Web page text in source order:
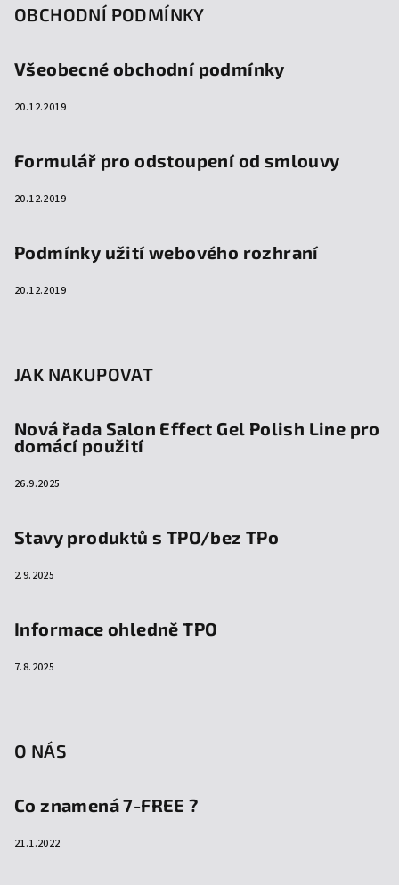
OBCHODNÍ PODMÍNKY
Všeobecné obchodní podmínky
20.12.2019
Formulář pro odstoupení od smlouvy
20.12.2019
Podmínky užití webového rozhraní
20.12.2019
JAK NAKUPOVAT
Nová řada Salon Effect Gel Polish Line pro
domácí použití
26.9.2025
Stavy produktů s TPO/bez TPo
2.9.2025
Informace ohledně TPO
7.8.2025
O NÁS
Co znamená 7-FREE ?
21.1.2022